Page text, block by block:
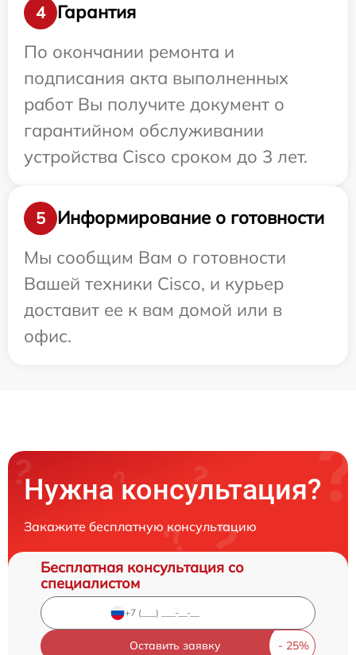
4
Гарантия
По окончании ремонта и
подписания акта выполненных
работ Вы получите документ о
гарантийном обслуживании
устройства Cisco сроком до 3 лет.
5
Информирование о готовности
Мы сообщим Вам о готовности
Вашей техники Cisco, и курьер
доставит ее к вам домой или в
офис.
Нужна консультация?
Закажите бесплатную консультацию
Бесплатная консультация со
специалистом
Оставить заявку